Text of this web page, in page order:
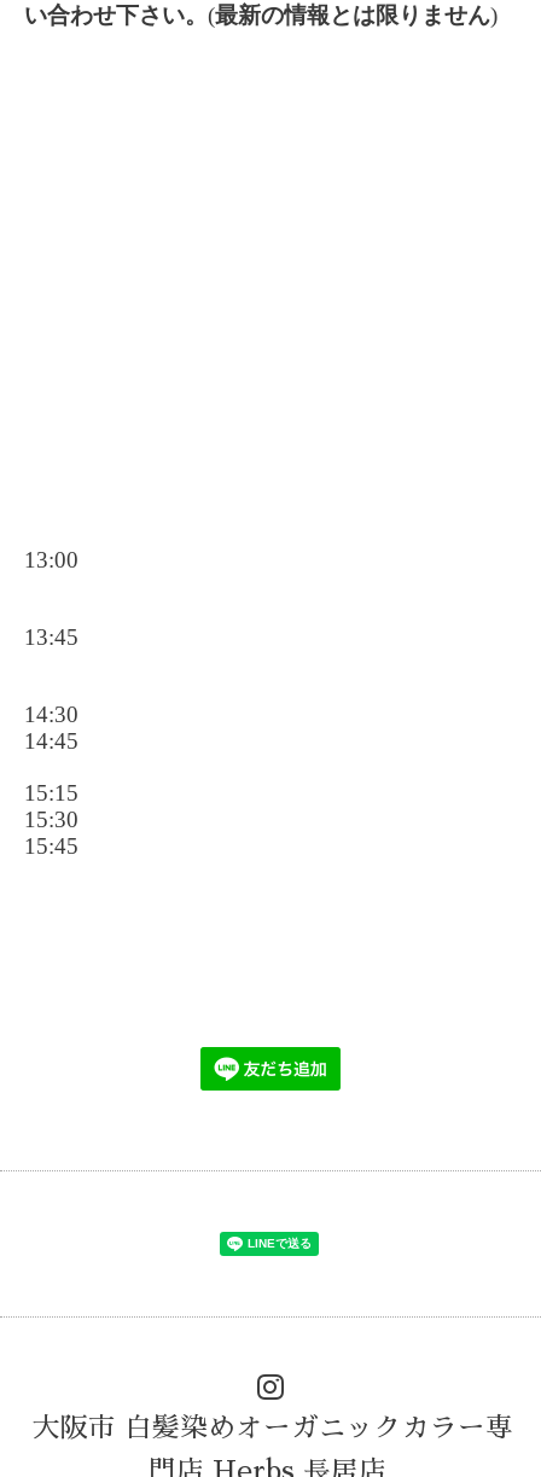
い合わせ下さい。 (最新の情報とは限りません)
13:00
13:45
14:30
14:45
15:15
15:30
15:45
大阪市 白髪染めオーガニックカラー専